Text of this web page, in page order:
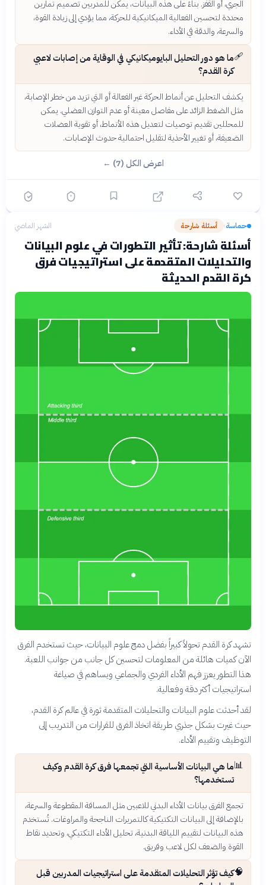
الجري، أو القفز. بناءً على هذه البيانات، يمكن للمدربين تصميم تمارين
محددة لتحسين الفعالية الميكانيكية للحركة، مما يؤدي إلى زيادة القوة،
والسرعة، والدقة في الأداء.
🩹ما هو دور التحليل البايوميكانيكي في الوقاية من إصابات لاعبي
كرة القدم؟
يكشف التحليل عن أنماط الحركة غير الفعالة أو التي تزيد من خطر الإصابة،
مثل الضغط الزائد على مفاصل معينة أو عدم التوازن العضلي. يمكن
للمحللين تقديم توصيات لتعديل هذه الأنماط، أو تقوية العضلات
الضعيفة، أو تغيير الأحذية لتقليل احتمالية حدوث الإصابات.
اعرض الكل (7) ←
حماسة› أسئلة شارحة الشهر الماضي
أسئلة شارحة: تأثير التطورات في علوم البيانات
والتحليلات المتقدمة على استراتيجيات فرق
كرة القدم الحديثة
تشهد كرة القدم تحولاً كبيراً بفضل دمج علوم البيانات، حيث تستخدم الفرق
الآن كميات هائلة من المعلومات لتحسين كل جانب من جوانب اللعبة.
هذا التطور يعزز فهم الأداء الفردي والجماعي ويساهم في صياغة
استراتيجيات أكثر دقة وفعالية.
لقد أحدثت علوم البيانات والتحليلات المتقدمة ثورة في عالم كرة القدم،
حيث غيرت بشكل جذري طريقة اتخاذ الفرق للقرارات من التدريب إلى
التوظيف وتقييم الأداء.
📊ما هي البيانات الأساسية التي تجمعها فرق كرة القدم وكيف
تستخدمها؟
تجمع الفرق بيانات الأداء البدني للاعبين مثل المسافة المقطوعة والسرعة،
بالإضافة إلى البيانات التكتيكية كالتمريرات الناجحة والمراوغات. تُستخدم
هذه البيانات لتقييم اللياقة البدنية، تحليل الأداء التكتيكي، وتحديد نقاط
القوة والضعف لكل لاعب وفريق.
🧠كيف تؤثر التحليلات المتقدمة على استراتيجيات المدربين قبل